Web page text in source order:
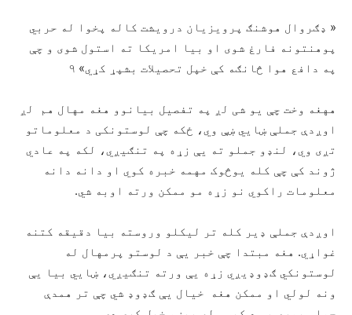
« ډګروال هوشنګ پرویزیان درویشت کاله پخوا له حربي
پوهنتونه فارغ شوی او بیا امریکا ته استول شوی و چې
په دافع هوا څانګه کې خپل تحصیلات بشپړ کړي» ۹
ههغه وخت چې یو شی لږ په تفصیل بیانوو هغه مهال هم لږ
اوږدې جملې ښایي ښې وي، ځکه چې لوستونکی د معلوماتو
تږی وي، لنډو جملو ته یې زړه په تنګیږي، لکه په عادي
ژوند کې چې کله یوڅوک مهمه خبره کوي او دانه دانه
معلومات راکوي نو زړه مو ممکن ورته اوبه شي.
اوږدې جملې ډير کله تر لیکلو وروسته بیا دقیقه کتنه
غواړي. هغه مبتدا چې خبر یې د لوستو پرمهال له
لوستونکي ګډوډيږي زړه یې ورته تنګیږي، ښایي بیا یې
ونه لولي او ممکن هغه خیال یې ګډوډ شي چې تر همدې